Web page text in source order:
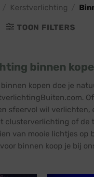
Kerstverlichting
TOON FILTERS
binnen
kopen doe je
sfeervol wil verlichten,
clusterverlichting of de
van mooie lichtjes op
binnen koop je bij